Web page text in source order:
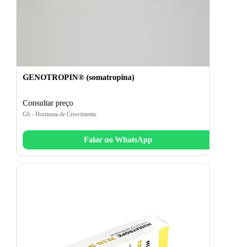
GENOTROPIN® (somatropina)
Consultar preço
Gh - Hormona de Crescimento
Falar no WhatsApp